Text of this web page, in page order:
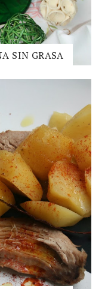
SIN GRASA